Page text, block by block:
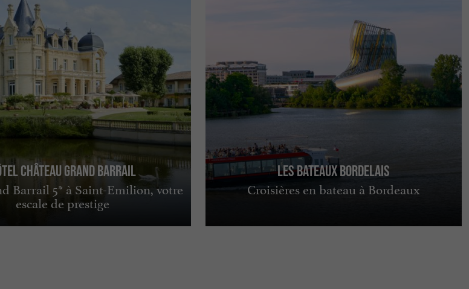
Château Grand Barrail
Barrail 5* à Saint-Emilion, votre
escale de prestige
Les Bateaux Bordelais
Croisières en bateau à Bordeaux